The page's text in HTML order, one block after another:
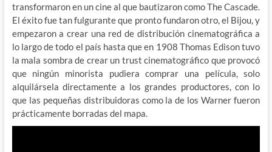
transformaron en un cine al que bautizaron como The Cascade.
El éxito fue tan fulgurante que pronto fundaron otro, el Bijou, y
empezaron a crear una red de distribución cinematográfica a
lo largo de todo el país hasta que en 1908 Thomas Edison tuvo
la mala sombra de crear un trust cinematográfico que provocó
que ningún minorista pudiera comprar una película, solo
alquilársela directamente a los grandes productores, con lo
que las pequeñas distribuidoras como la de los Warner fueron
prácticamente borradas del mapa.